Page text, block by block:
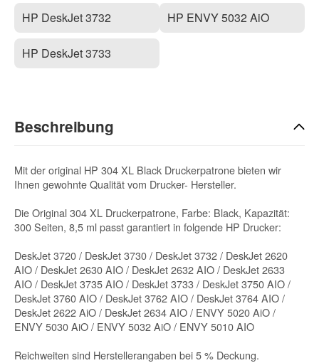
HP DeskJet 3732
HP DeskJet 3733
HP ENVY 5032 AiO
Beschreibung
Mit der original HP 304 XL Black Druckerpatrone bieten wir
Ihnen gewohnte Qualität vom Drucker- Hersteller.
Die Original 304 XL Druckerpatrone, Farbe: Black, Kapazität:
300 Seiten, 8,5 ml passt garantiert in folgende HP Drucker:
DeskJet 3720 / DeskJet 3730 / DeskJet 3732 / DeskJet 2620
AIO / DeskJet 2630 AIO / DeskJet 2632 AIO / DeskJet 2633
AIO / DeskJet 3735 AIO / DeskJet 3733 / DeskJet 3750 AIO /
DeskJet 3760 AIO / DeskJet 3762 AIO / DeskJet 3764 AIO /
DeskJet 2622 AiO / DeskJet 2634 AIO / ENVY 5020 AiO /
ENVY 5030 AiO / ENVY 5032 AiO / ENVY 5010 AIO
Reichweiten sind Herstellerangaben bei 5 % Deckung.